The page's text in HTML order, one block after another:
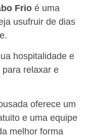
Frio é uma
usufruir de dias
hospitalidade e
relaxar e
oferece um
e uma equipe
melhor forma